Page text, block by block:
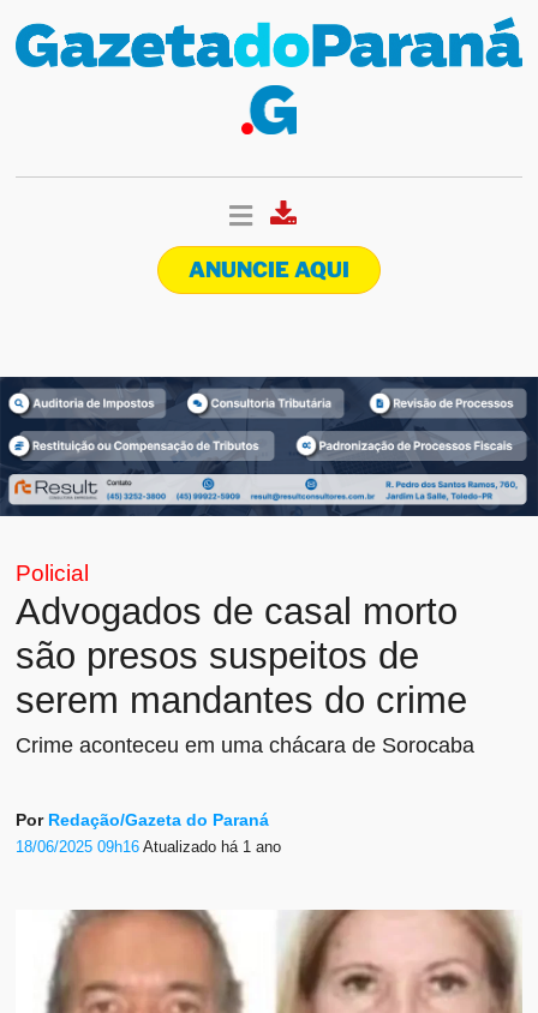
ANUNCIE AQUI
Policial
Advogados de casal morto
são presos suspeitos de
serem mandantes do crime
Crime aconteceu em uma chácara de Sorocaba
Por Redação/Gazeta do Paraná
18/06/2025 09h16Atualizado há 1 ano